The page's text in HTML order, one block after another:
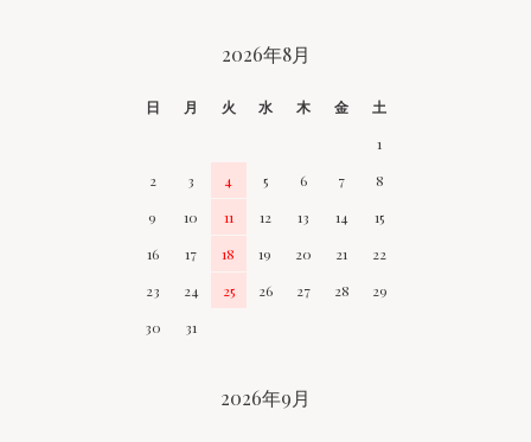
2026年8月
日 月 火 水 木 金
土
1
2
3 4 5 6 7
8
9
10 11 12 13 14
15
16
17 18 19 20 21
22
23
24 25 26 27 28
29
30
31
2026年9月